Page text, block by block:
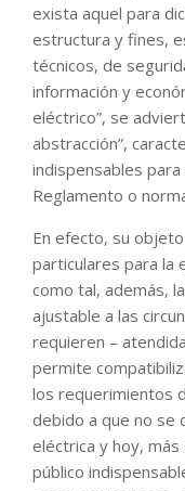
exista aquel para
estructura y fines,
técnicos, de
información y
eléctrico”, se
abstracción”,
indispensables
Reglamento o
En efecto, su
particulares para la
como tal, además,
ajustable a las
requieren –
permite
los requerimientos
debido a que no se
eléctrica y hoy,
público